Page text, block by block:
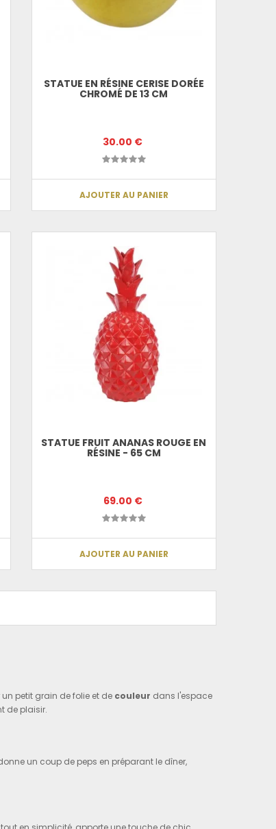
STATUE EN RÉSINE CERISE DORÉE
CHROMÉ DE 13 CM
30.00 €
AJOUTER AU PANIER
STATUE FRUIT ANANAS ROUGE EN
RÉSINE - 65 CM
69.00 €
AJOUTER AU PANIER
petit grain de folie et de couleur dans l'espace
de plaisir.
un coup de peps en préparant le dîner,